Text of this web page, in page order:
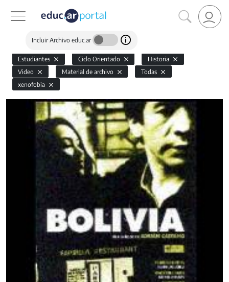
Incluir Archivo educ.ar
Estudiantes Ciclo Orientado
Historia
Video
Material de archivo
Todas
xenofobia